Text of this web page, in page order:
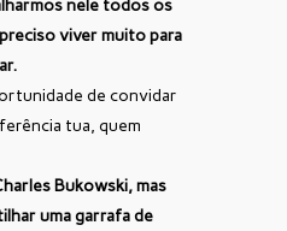
nele todos os
viver muito para
de convidar
tua, quem
Bukowski, mas
uma garrafa de